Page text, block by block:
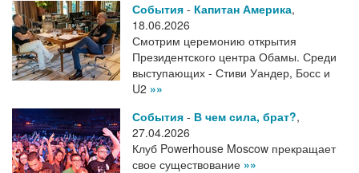
События - Капитан Америка,
18.06.2026
Смотрим церемонию открытия
Президентского центра Обамы. Среди
выступающих - Стиви Уандер, Босс и
U2 »»
События - В чем сила, брат?,
27.04.2026
Клуб Powerhouse Moscow прекращает
свое существование »»